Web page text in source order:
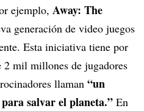
ejemplo, Away: The
generación de video juegos
Esta iniciativa tiene por
mil millones de jugadores
llaman “un
salvar el planeta.” En